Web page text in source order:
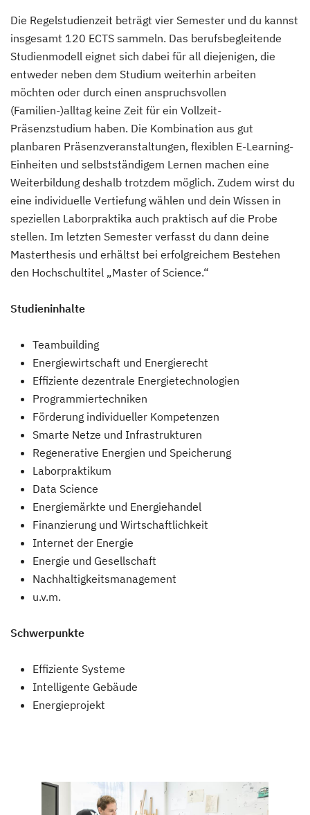
Die Regelstudienzeit beträgt vier Semester und du kannst
insgesamt 120 ECTS sammeln. Das berufsbegleitende
Studienmodell eignet sich dabei für all diejenigen, die
entweder neben dem Studium weiterhin arbeiten
möchten oder durch einen anspruchsvollen
(Familien-)alltag keine Zeit für ein Vollzeit-
Präsenzstudium haben. Die Kombination aus gut
planbaren Präsenzveranstaltungen, flexiblen E-Learning-
Einheiten und selbstständigem Lernen machen eine
Weiterbildung deshalb trotzdem möglich. Zudem wirst du
eine individuelle Vertiefung wählen und dein Wissen in
speziellen Laborpraktika auch praktisch auf die Probe
stellen. Im letzten Semester verfasst du dann deine
Masterthesis und erhältst bei erfolgreichem Bestehen
den Hochschultitel „Master of Science.“
Studieninhalte
Teambuilding
Energiewirtschaft und Energierecht
Effiziente dezentrale Energietechnologien
Programmiertechniken
Förderung individueller Kompetenzen
Smarte Netze und Infrastrukturen
Regenerative Energien und Speicherung
Laborpraktikum
Data Science
Energiemärkte und Energiehandel
Finanzierung und Wirtschaftlichkeit
Internet der Energie
Energie und Gesellschaft
Nachhaltigkeitsmanagement
u.v.m.
Schwerpunkte
Effiziente Systeme
Intelligente Gebäude
Energieprojekt